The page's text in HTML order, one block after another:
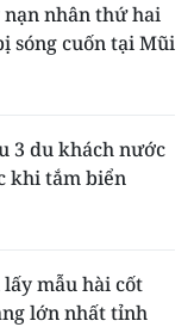
nạn nhân thứ hai
sóng cuốn tại Mũi
3 du khách nước
khi tắm biển
mẫu hài cốt
lớn nhất tỉnh